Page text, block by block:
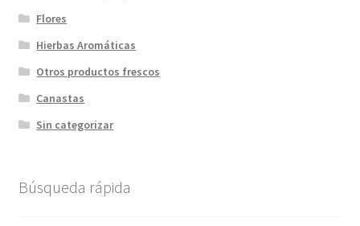
Flores
Hierbas Aromáticas
Otros productos frescos
Canastas
Sin categorizar
Búsqueda rápida